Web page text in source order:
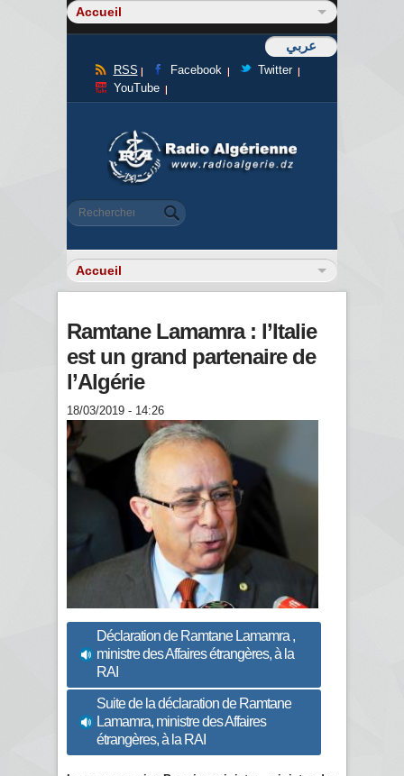
عربي
RSS Facebook
Twitter
YouTube
Formulaire de recherche
Rechercher
Ramtane Lamamra : l’Italie
est un grand partenaire de
l’Algérie
18/03/2019 - 14:26
Déclaration de Ramtane Lamamra ,
ministre des Affaires étrangères, à la
RAI
Suite de la déclaration de Ramtane
Lamamra, ministre des Affaires
étrangères, à la RAI